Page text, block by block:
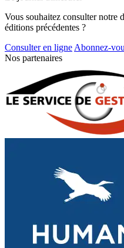
Vous souhaitez consulter notre
éditions précédentes ?
Consulter en ligne Abonnez-
Nos partenaires